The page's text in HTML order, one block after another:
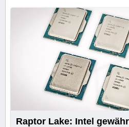
Raptor Lake: Intel